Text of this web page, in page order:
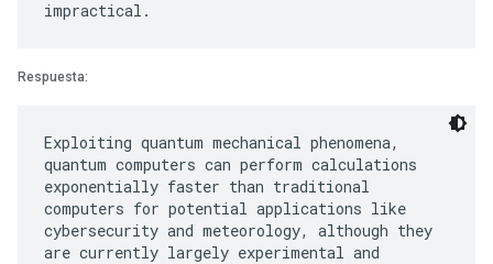
Respuesta:
Exploiting quantum mechanical phenomena,
quantum computers can perform calculations
exponentially faster than traditional
computers for potential applications like
cybersecurity and meteorology, although they
are currently largely experimental and